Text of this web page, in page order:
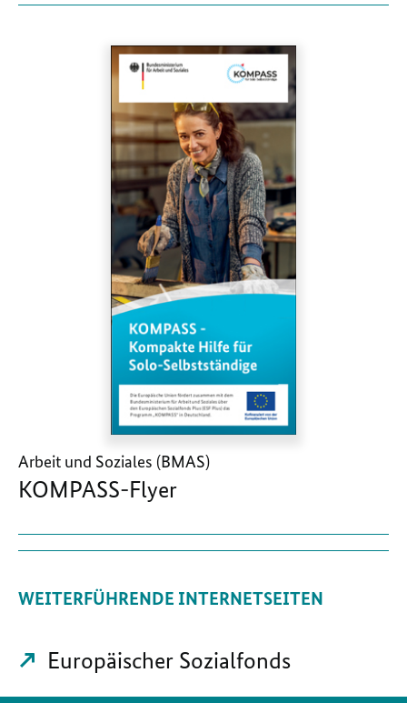
Arbeit und Soziales (BMAS)
KOMPASS-Flyer
WEITERFÜHRENDE INTERNETSEITEN
Europäischer Sozialfonds